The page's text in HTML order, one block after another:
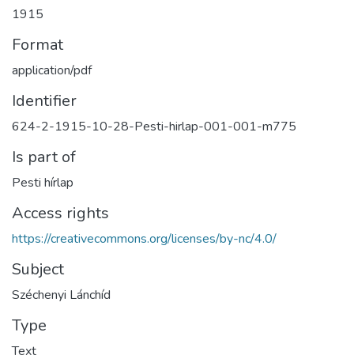
1915
Format
application/pdf
Identifier
624-2-1915-10-28-Pesti-hirlap-001-001-m775
Is part of
Pesti hírlap
Access rights
https://creativecommons.org/licenses/by-nc/4.0/
Subject
Széchenyi Lánchíd
Type
Text